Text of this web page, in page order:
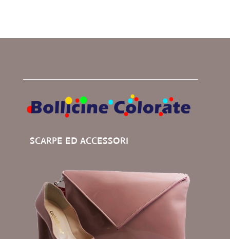
SCARPE ED ACCESSORI